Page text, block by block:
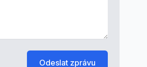
Odeslat zprávu